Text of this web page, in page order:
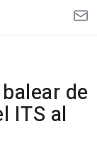
de
ITS al